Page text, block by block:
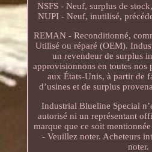
NSFS - Neuf, surplus de
NUPI - Neuf, inutilisé,
REMAN - Reconditionné,
Utilisé ou réparé (OEM).
un revendeur de surplus
approvisionnons en toutes nos
aux États-Unis, à partir de
d’usines et de surplus
Industrial Blueline Special
autorisé ni un représentant
marque que ce soit
- Veuillez noter. Acheteurs
noter.